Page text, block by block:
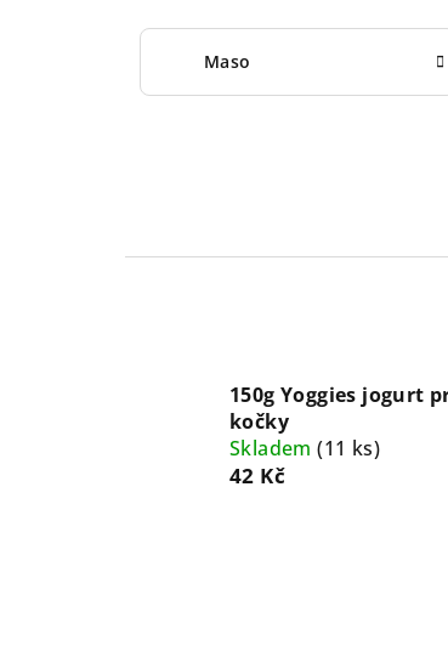
Maso
150g Yoggies jogurt
kočky
Skladem(11 ks)
42 Kč